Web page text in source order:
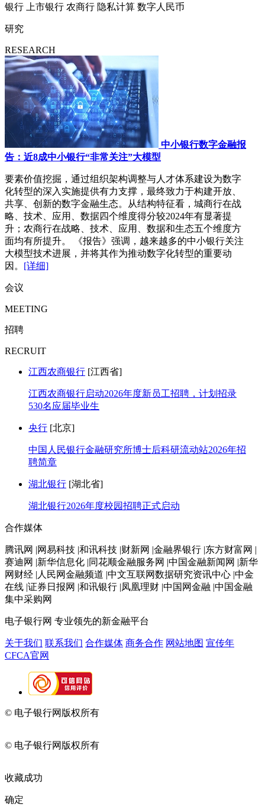
银行
上市银行 农商行 隐私计算 数字人民币
研究
RESEARCH
中小银行数字金融报
告：近8成中小银行“非常关注”大模型
要素价值挖掘，通过组织架构调整与人才体系建设为数字
化转型的深入实施提供有力支撑，最终致力于构建开放、
共享、创新的数字金融生态。从结构特征看，城商行在战
略、技术、应用、数据四个维度得分较2024年有显著提
升；农商行在战略、技术、应用、数据和生态五个维度方
面均有所提升。 《报告》强调，越来越多的中小银行关注
大模型技术进展，并将其作为推动数字化转型的重要动
因。 [详细]
会议
MEETING
招聘
RECRUIT
江西农商银行 [江西省]
江西农商银行启动2026年度新员工招聘，计划招录
530名应届毕业生
央行 [北京]
中国人民银行金融研究所博士后科研流动站2026年招
聘简章
湖北银行 [湖北省]
湖北银行2026年度校园招聘正式启动
合作媒体
腾讯网 |网易科技 |和讯科技 |财新网 |金融界银行 |东方财富网 |
赛迪网 |新华信息化 |同花顺金融服务网 |中国金融新闻网 |新华
网财经 |人民网金融频道 |中文互联网数据研究资讯中心 |中金
在线 |证券日报网 |和讯银行 |凤凰理财 |中国网金融 |中国金融
集中采购网
电子银行网 专业领先的新金融平台
关于我们 联系我们 合作媒体 商务合作 网站地图 宣传年
CFCA官网
© 电子银行网版权所有
© 电子银行网版权所有
收藏成功
确定